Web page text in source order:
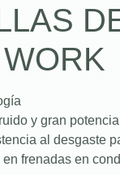
y gran potencia
al desgaste
frenadas en